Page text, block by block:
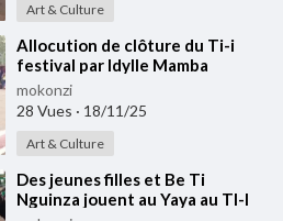
Art & Culture
⁣⁣⁣Allocution de clôture du Ti-i
festival par Idylle Mamba
mokonzi
28 Vues · 18/11/25
Art & Culture
⁣Des jeunes filles et Be Ti
Nguinza jouent au Yaya au TI-I